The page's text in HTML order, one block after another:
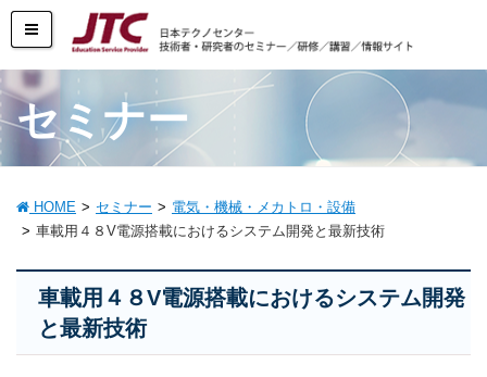
セミナー
HOME セミナー
電気・機械・メカトロ・設備
車載用４８V電源搭載におけるシステム開発と最新技術
車載用４８V電源搭載におけるシステム開発
と最新技術